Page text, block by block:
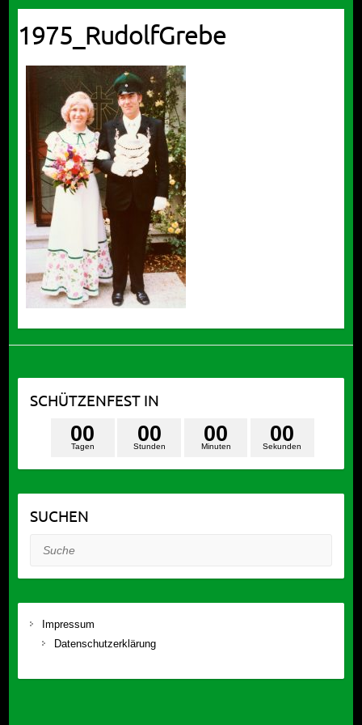
1975_RudolfGrebe
SCHÜTZENFEST IN
Tagen
00
Stunden
00
Minuten
00
Sekunden
00
SUCHEN
Suche
Impressum
Datenschutzerklärung